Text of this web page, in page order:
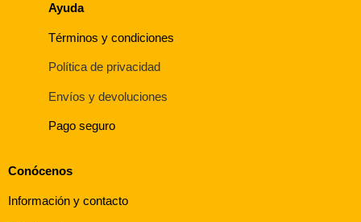
Ayuda
Términos y condiciones
Política de privacidad
Envíos y devoluciones
Pago seguro
Conócenos
Información y contacto